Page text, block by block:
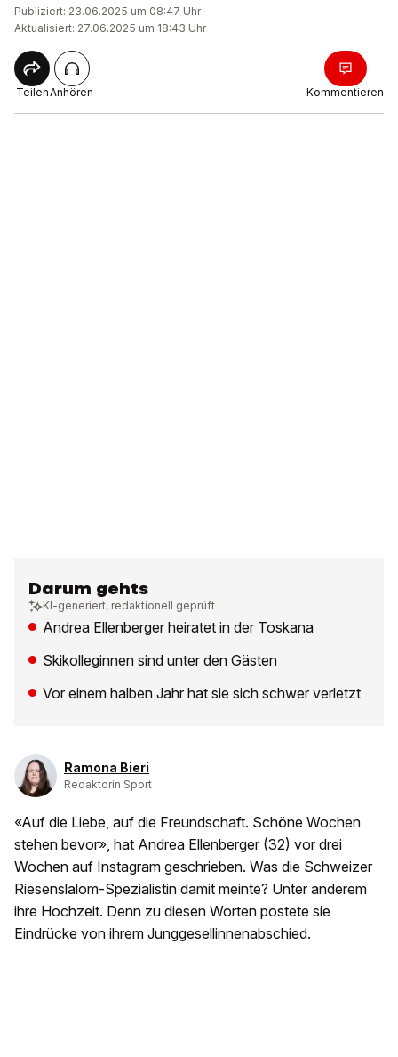
Publiziert: 23.06.2025 um 08:47 Uhr
Aktualisiert: 27.06.2025 um 18:43 Uhr
TeilenAnhören Kommentieren
Darum gehts
KI-generiert, redaktionell geprüft
Andrea Ellenberger heiratet in der Toskana
Skikolleginnen sind unter den Gästen
Vor einem halben Jahr hat sie sich schwer verletzt
Ramona Bieri
Redaktorin Sport
«Auf die Liebe, auf die Freundschaft. Schöne Wochen
stehen bevor», hat Andrea Ellenberger (32) vor drei
Wochen auf Instagram geschrieben. Was die Schweizer
Riesenslalom-Spezialistin damit meinte? Unter anderem
ihre Hochzeit. Denn zu diesen Worten postete sie
Eindrücke von ihrem Junggesellinnenabschied.